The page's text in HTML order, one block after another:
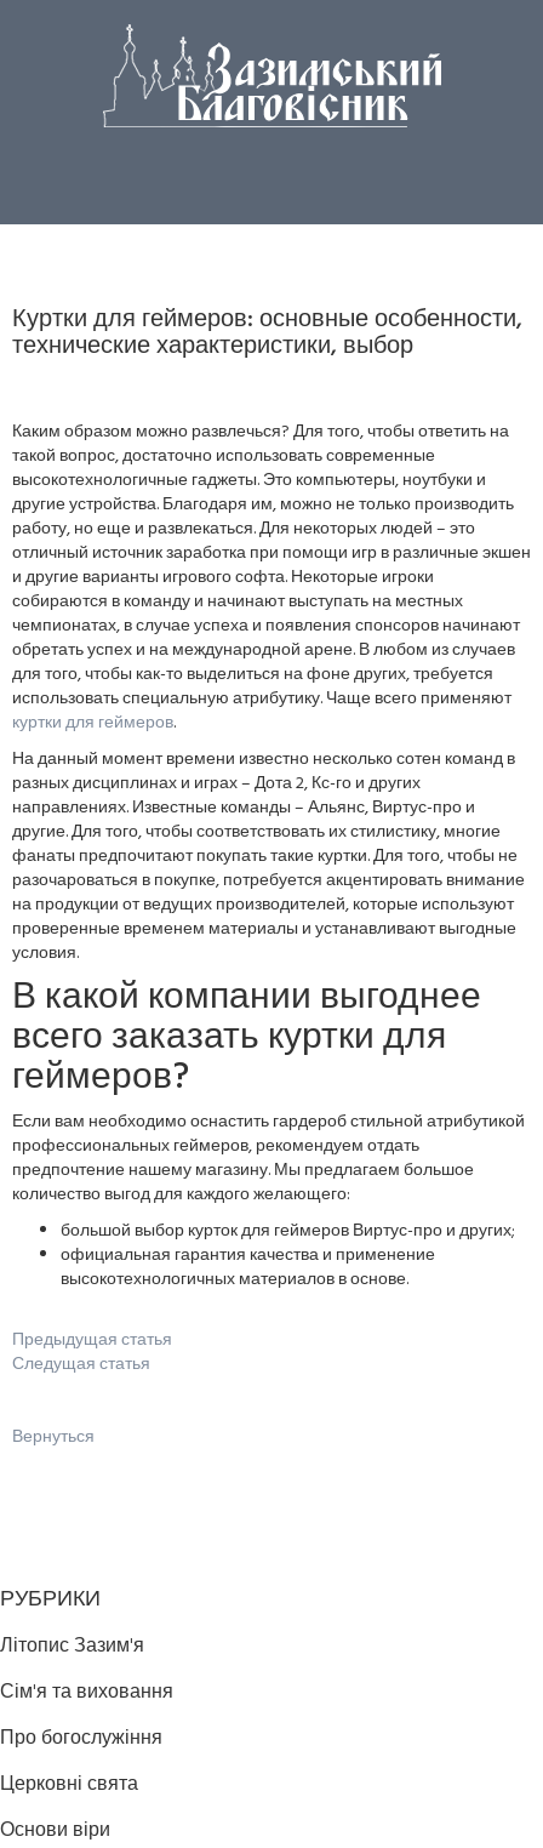
Куртки для геймеров: основные особенности,
технические характеристики, выбор
Каким образом можно развлечься? Для того, чтобы ответить на
такой вопрос, достаточно использовать современные
высокотехнологичные гаджеты. Это компьютеры, ноутбуки и
другие устройства. Благодаря им, можно не только производить
работу, но еще и развлекаться. Для некоторых людей – это
отличный источник заработка при помощи игр в различные экшен
и другие варианты игрового софта. Некоторые игроки
собираются в команду и начинают выступать на местных
чемпионатах, в случае успеха и появления спонсоров начинают
обретать успех и на международной арене. В любом из случаев
для того, чтобы как-то выделиться на фоне других, требуется
использовать специальную атрибутику. Чаще всего применяют
куртки для геймеров.
На данный момент времени известно несколько сотен команд в
разных дисциплинах и играх – Дота 2, Кс-го и других
направлениях. Известные команды – Альянс, Виртус-про и
другие. Для того, чтобы соответствовать их стилистику, многие
фанаты предпочитают покупать такие куртки. Для того, чтобы не
разочароваться в покупке, потребуется акцентировать внимание
на продукции от ведущих производителей, которые используют
проверенные временем материалы и устанавливают выгодные
условия.
В какой компании выгоднее
всего заказать куртки для
геймеров?
Если вам необходимо оснастить гардероб стильной атрибутикой
профессиональных геймеров, рекомендуем отдать
предпочтение нашему магазину. Мы предлагаем большое
количество выгод для каждого желающего:
большой выбор курток для геймеров Виртус-про и других;
официальная гарантия качества и применение
высокотехнологичных материалов в основе.
Предыдущая статья
Следущая статья
Вернуться
РУБРИКИ
Літопис Зазим'я
Сім'я та виховання
Про богослужіння
Церковні свята
Основи віри